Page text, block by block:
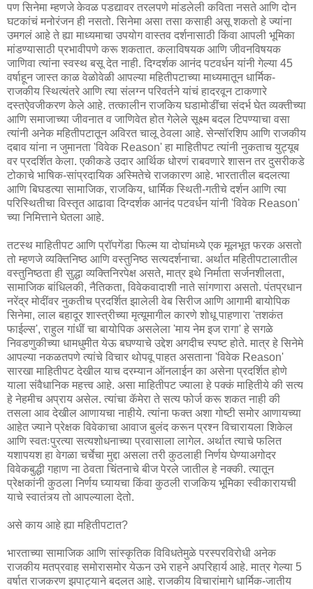
पण सिनेमा म्हणजे केवळ पडद्यावर तरलपणे मांडलेली कविता नसते आणि दोन
घटकांचं मनोरंजन ही नसतो. सिनेमा असा तसा कसाही असू शकतो हे ज्यांना
उमगलं आहे ते ह्या माध्यमाचा उपयोग वास्तव दर्शनासाठी किंवा आपली भूमिका
मांडण्यासाठी प्रभावीपणे करू शकतात. कलाविषयक आणि जीवनविषयक
जाणिवा त्यांना स्वस्थ बसू देत नाही. दिग्दर्शक आनंद पटवर्धन यांनी गेल्या 45
वर्षाहून जास्त काळ वेळोवेळी आपल्या महितीपटाच्या माध्यमातून धार्मिक-
राजकीय स्थित्यंतरे आणि त्या संलग्न परिवर्तने यांचं हादरवून टाकणारे
दस्तऐवजीकरण केले आहे. तत्कालीन राजकिय घडामोडींचा संदर्भ घेत व्यक्तीच्या
आणि समाजाच्या जीवनात व जाणिवेत होत गेलेले सूक्ष्म बदल टिपण्याचा वसा
त्यांनी अनेक महितीपटातून अविरत चालू ठेवला आहे. सेन्सॉरशिप आणि राजकीय
दबाव यांना न जुमानता 'विवेक Reason' हा माहितीपट त्यांनी नुकताच युट्यूब
वर प्रदर्शित केला. एकीकडे उदार आर्थिक धोरणं राबवणारे शासन तर दुसरीकडे
टोकाचे भाषिक-सांप्रदायिक अस्मितेचे राजकारण आहे. भारतातील बदलत्या
आणि बिघडत्या सामाजिक, राजकिय, धार्मिक स्थिती-गतीचे दर्शन आणि त्या
परिस्थितीचा विस्तृत आढावा दिग्दर्शक आनंद पटवर्धन यांनी 'विवेक Reason'
च्या निमित्ताने घेतला आहे.
तटस्थ माहितीपट आणि प्रॉपगेंडा फिल्म या दोघांमध्ये एक मूलभूत फरक असतो
तो म्हणजे व्यक्तिनिष्ठ आणि वस्तुनिष्ठ सत्यदर्शनाचा. अर्थात महितीपटालातील
वस्तुनिष्ठता ही सुद्धा व्यक्तिनिरपेक्ष असते, मात्र इथे निर्माता सर्जनशीलता,
सामाजिक बांधिलकी, नैतिकता, विवेकवादाशी नाते सांगणारा असतो. पंतप्रधान
नरेंद्र मोदींवर नुकतीच प्रदर्शित झालेली वेब सिरीज आणि आगामी बायोपिक
सिनेमा, लाल बहादूर शास्त्रीच्या मृत्यूमागील कारणे शोधू पाहणारा 'तशकंत
फाईल्स', राहुल गांधीं चा बायोपिक असलेला 'माय नेम इज रागा' हे सगळे
निवडणुकीच्या धामधुमीत येऊ बघण्याचे उद्देश अगदीच स्पष्ट होते. मात्र हे सिनेमे
आपल्या नकळतपणे त्यांचे विचार थोपवू पाहत असताना 'विवेक Reason'
सारखा माहितीपट देखील याच दरम्यान ऑनलाईन का असेना प्रदर्शित होणे
याला संवैधानिक महत्त्व आहे. असा माहितीपट ज्याला हे पक्कं माहितीये की सत्य
हे नेहमीच अप्राय असेल. त्यांचा कॅमेरा ते सत्य फोर्ज करू शकत नाही की
तसला आव देखील आणायचा नाहीये. त्यांना फक्त अशा गोष्टी समोर आणायच्या
आहेत ज्याने प्रेक्षक विवेकाचा आवाज बुलंद करून प्रश्न विचारायला शिकेल
आणि स्वतःपुरत्या सत्यशोधनाच्या प्रवासाला लागेल. अर्थात त्याचे फलित
यशापयश हा वेगळा चर्चेचा मुद्दा असला तरी कुठलाही निर्णय घेण्याअगोदर
विवेकबुद्धी गहाण ना ठेवता चिंतनाचे बीज पेरले जातील हे नक्की. त्यातून
प्रेक्षकांनी कुठला निर्णय घ्यायचा किंवा कुठली राजकिय भूमिका स्वीकारायची
याचे स्वातंत्र्य तो आपल्याला देतो.
असे काय आहे ह्या महितीपटात?
भारताच्या सामाजिक आणि सांस्कृतिक विविधतेमुळे परस्परविरोधी अनेक
राजकीय मतप्रवाह समोरासमोर येऊन उभे राहने अपरिहार्य आहे. मात्र गेल्या 5
वर्षात राजकरण झपाट्याने बदलत आहे. राजकीय विचारांमागे धार्मिक-जातीय